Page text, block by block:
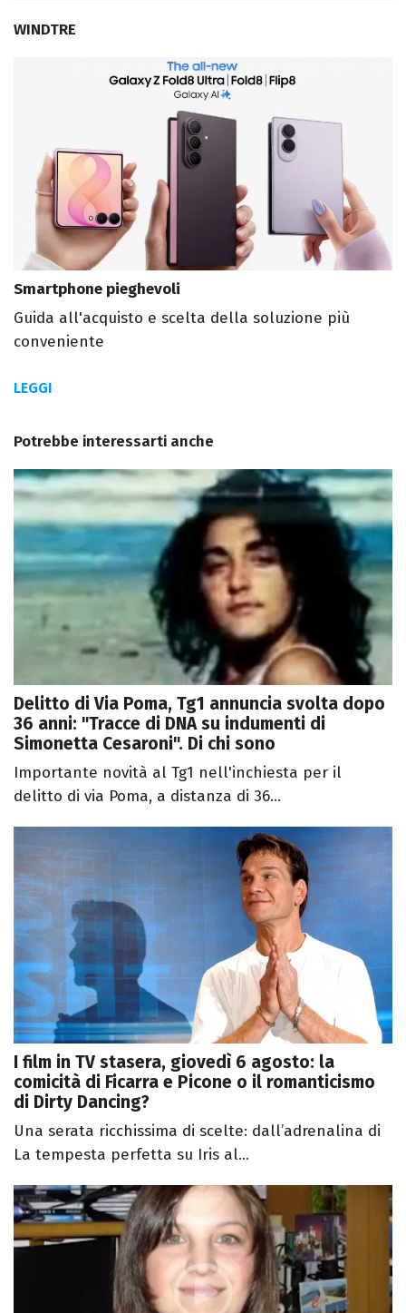
WINDTRE
Smartphone pieghevoli
Guida all'acquisto e scelta della soluzione più
conveniente
LEGGI
Potrebbe interessarti anche
Delitto di Via Poma, Tg1 annuncia svolta dopo
36 anni: "Tracce di DNA su indumenti di
Simonetta Cesaroni". Di chi sono
Importante novità al Tg1 nell'inchiesta per il
delitto di via Poma, a distanza di 36...
I film in TV stasera, giovedì 6 agosto: la
comicità di Ficarra e Picone o il romanticismo
di Dirty Dancing?
Una serata ricchissima di scelte: dall’adrenalina di
La tempesta perfetta su Iris al...